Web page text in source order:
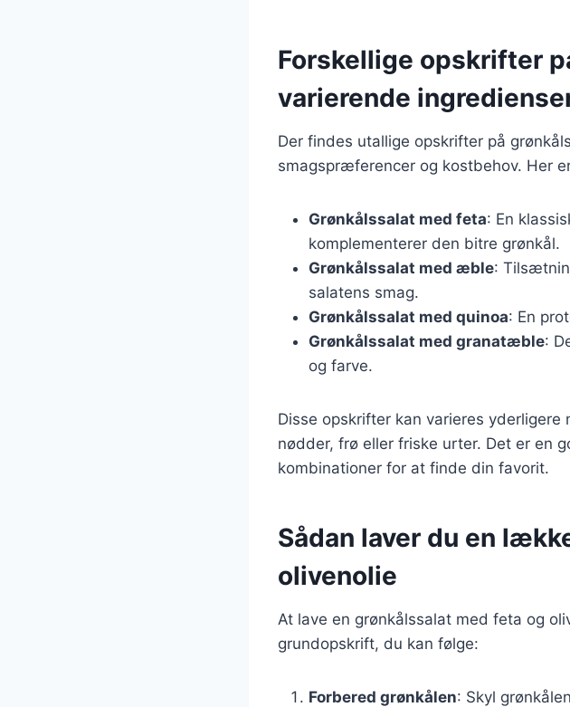
Forskellige opskrifter
varierende
Der findes utallige opskrifter på
smagspræferencer og kostbehov. Her
Grønkålssalat med feta: En
komplementerer den bitre grønkål.
Grønkålssalat med æble:
salatens smag.
Grønkålssalat med quinoa: En
Grønkålssalat med granatæble:
og farve.
Disse opskrifter kan varieres
nødder, frø eller friske urter. Det er en
kombinationer for at finde din favorit.
Sådan laver du en
olivenolie
At lave en grønkålssalat med feta og
grundopskrift, du kan følge:
Forbered grønkålen: Skyl